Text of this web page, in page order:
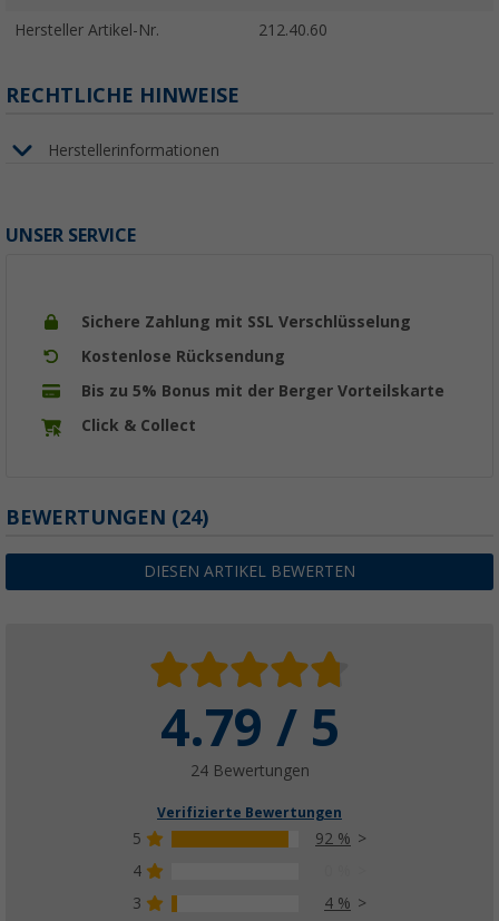
Hersteller Artikel-Nr. 212.40.60
RECHTLICHE HINWEISE
Herstellerinformationen
UNSER SERVICE
Sichere Zahlung mit SSL Verschlüsselung
Kostenlose Rücksendung
Bis zu 5% Bonus mit der Berger Vorteilskarte
Click & Collect
BEWERTUNGEN (24)
DIESEN ARTIKEL BEWERTEN
4.79 / 5
24 Bewertungen
Verifizierte Bewertungen
5
92 %
4
3
4 %